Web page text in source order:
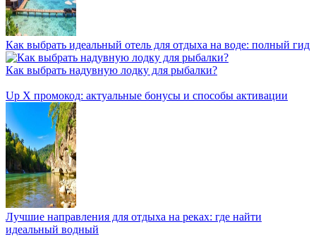
Как выбрать идеальный отель для отдыха на воде: полный гид
Как выбрать надувную лодку для рыбалки?
Up X промокод: актуальные бонусы и способы активации
Лучшие направления для отдыха на реках: где найти
идеальный водный